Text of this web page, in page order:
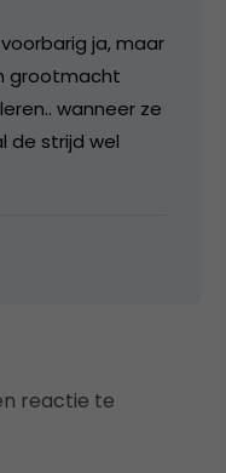
ja, maar
grootmacht
wanneer ze
de strijd wel
reactie te